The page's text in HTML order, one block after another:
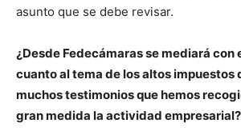
asunto que se debe revisar.
¿Desde Fedecámaras se mediará con
cuanto al tema de los altos impuestos
muchos testimonios que hemos
gran medida la actividad empresarial?